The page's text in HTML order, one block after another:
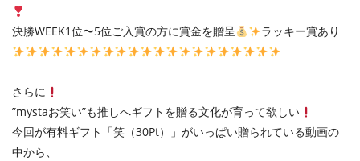
決勝WEEK1位〜5位ご入賞の方に賞金を贈呈 ラッキー賞あり
さらに
”mystaお笑い”も推しへギフトを贈る文化が育って欲しい
今回が有料ギフト「笑（30Pt）」がいっぱい贈られている動画の
中から、